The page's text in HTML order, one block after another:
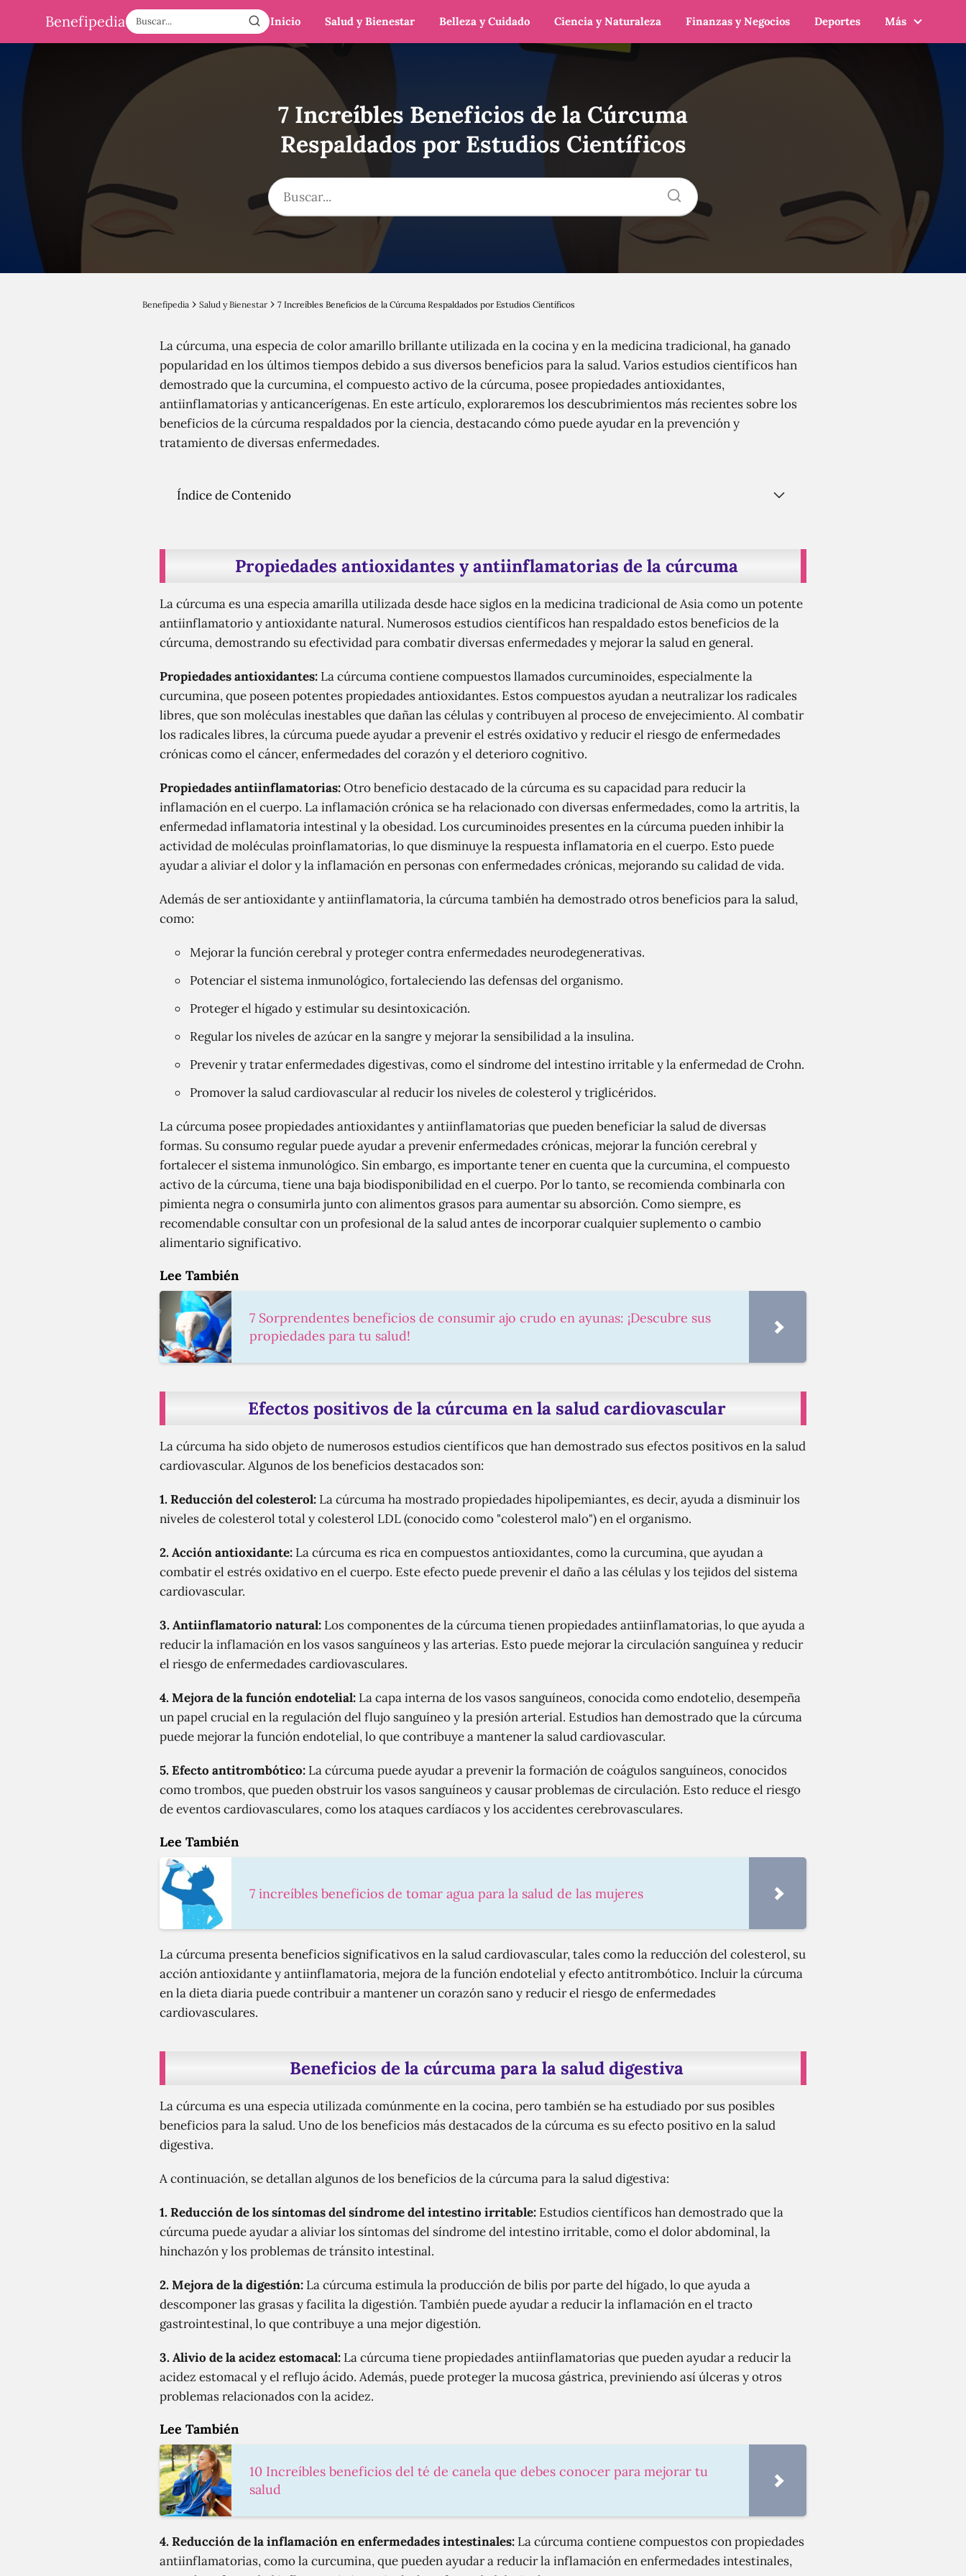
Benefipedia Inicio Salud y Bienestar Belleza y Cuidado Ciencia y Naturaleza Finanzas y Negocios Deportes Más
7 Increíbles Beneficios de la Cúrcuma
Respaldados por Estudios Científicos
Benefipedia Salud y Bienestar 7 Increíbles Beneficios de la Cúrcuma Respaldados por Estudios Científicos
La cúrcuma, una especia de color amarillo brillante utilizada en la cocina y en la medicina tradicional, ha ganado
popularidad en los últimos tiempos debido a sus diversos beneficios para la salud. Varios estudios científicos han
demostrado que la curcumina, el compuesto activo de la cúrcuma, posee propiedades antioxidantes,
antiinflamatorias y anticancerígenas. En este artículo, exploraremos los descubrimientos más recientes sobre los
beneficios de la cúrcuma respaldados por la ciencia, destacando cómo puede ayudar en la prevención y
tratamiento de diversas enfermedades.
Índice de Contenido
Propiedades antioxidantes y antiinflamatorias de la cúrcuma
La cúrcuma es una especia amarilla utilizada desde hace siglos en la medicina tradicional de Asia como un potente
antiinflamatorio y antioxidante natural. Numerosos estudios científicos han respaldado estos beneficios de la
cúrcuma, demostrando su efectividad para combatir diversas enfermedades y mejorar la salud en general.
Propiedades antioxidantes: La cúrcuma contiene compuestos llamados curcuminoides, especialmente la
curcumina, que poseen potentes propiedades antioxidantes. Estos compuestos ayudan a neutralizar los radicales
libres, que son moléculas inestables que dañan las células y contribuyen al proceso de envejecimiento. Al combatir
los radicales libres, la cúrcuma puede ayudar a prevenir el estrés oxidativo y reducir el riesgo de enfermedades
crónicas como el cáncer, enfermedades del corazón y el deterioro cognitivo.
Propiedades antiinflamatorias:Otro beneficio destacado de la cúrcuma es su capacidad para reducir la
inflamación en el cuerpo. La inflamación crónica se ha relacionado con diversas enfermedades, como la artritis, la
enfermedad inflamatoria intestinal y la obesidad. Los curcuminoides presentes en la cúrcuma pueden inhibir la
actividad de moléculas proinflamatorias, lo que disminuye la respuesta inflamatoria en el cuerpo. Esto puede
ayudar a aliviar el dolor y la inflamación en personas con enfermedades crónicas, mejorando su calidad de vida.
Además de ser antioxidante y antiinflamatoria, la cúrcuma también ha demostrado otros beneficios para la salud,
como:
Mejorar la función cerebral y proteger contra enfermedades neurodegenerativas.
Potenciar el sistema inmunológico, fortaleciendo las defensas del organismo.
Proteger el hígado y estimular su desintoxicación.
Regular los niveles de azúcar en la sangre y mejorar la sensibilidad a la insulina.
Prevenir y tratar enfermedades digestivas, como el síndrome del intestino irritable y la enfermedad de Crohn.
Promover la salud cardiovascular al reducir los niveles de colesterol y triglicéridos.
La cúrcuma posee propiedades antioxidantes y antiinflamatorias que pueden beneficiar la salud de diversas
formas. Su consumo regular puede ayudar a prevenir enfermedades crónicas, mejorar la función cerebral y
fortalecer el sistema inmunológico. Sin embargo, es importante tener en cuenta que la curcumina, el compuesto
activo de la cúrcuma, tiene una baja biodisponibilidad en el cuerpo. Por lo tanto, se recomienda combinarla con
pimienta negra o consumirla junto con alimentos grasos para aumentar su absorción. Como siempre, es
recomendable consultar con un profesional de la salud antes de incorporar cualquier suplemento o cambio
alimentario significativo.
Lee También
7 Sorprendentes beneficios de consumir ajo crudo en ayunas: ¡Descubre sus
propiedades para tu salud!
Efectos positivos de la cúrcuma en la salud cardiovascular
La cúrcuma ha sido objeto de numerosos estudios científicos que han demostrado sus efectos positivos en la salud
cardiovascular. Algunos de los beneficios destacados son:
1. Reducción del colesterol: La cúrcuma ha mostrado propiedades hipolipemiantes, es decir, ayuda a disminuir los
niveles de colesterol total y colesterol LDL (conocido como "colesterol malo") en el organismo.
2. Acción antioxidante: La cúrcuma es rica en compuestos antioxidantes, como la curcumina, que ayudan a
combatir el estrés oxidativo en el cuerpo. Este efecto puede prevenir el daño a las células y los tejidos del sistema
cardiovascular.
3. Antiinflamatorio natural: Los componentes de la cúrcuma tienen propiedades antiinflamatorias, lo que ayuda a
reducir la inflamación en los vasos sanguíneos y las arterias. Esto puede mejorar la circulación sanguínea y reducir
el riesgo de enfermedades cardiovasculares.
4. Mejora de la función endotelial: La capa interna de los vasos sanguíneos, conocida como endotelio, desempeña
un papel crucial en la regulación del flujo sanguíneo y la presión arterial. Estudios han demostrado que la cúrcuma
puede mejorar la función endotelial, lo que contribuye a mantener la salud cardiovascular.
5. Efecto antitrombótico: La cúrcuma puede ayudar a prevenir la formación de coágulos sanguíneos, conocidos
como trombos, que pueden obstruir los vasos sanguíneos y causar problemas de circulación. Esto reduce el riesgo
de eventos cardiovasculares, como los ataques cardíacos y los accidentes cerebrovasculares.
Lee También
7 increíbles beneficios de tomar agua para la salud de las mujeres
La cúrcuma presenta beneficios significativos en la salud cardiovascular, tales como la reducción del colesterol, su
acción antioxidante y antiinflamatoria, mejora de la función endotelial y efecto antitrombótico. Incluir la cúrcuma
en la dieta diaria puede contribuir a mantener un corazón sano y reducir el riesgo de enfermedades
cardiovasculares.
Beneficios de la cúrcuma para la salud digestiva
La cúrcuma es una especia utilizada comúnmente en la cocina, pero también se ha estudiado por sus posibles
beneficios para la salud. Uno de los beneficios más destacados de la cúrcuma es su efecto positivo en la salud
digestiva.
A continuación, se detallan algunos de los beneficios de la cúrcuma para la salud digestiva:
1. Reducción de los síntomas del síndrome del intestino irritable: Estudios científicos han demostrado que la
cúrcuma puede ayudar a aliviar los síntomas del síndrome del intestino irritable, como el dolor abdominal, la
hinchazón y los problemas de tránsito intestinal.
2. Mejora de la digestión: La cúrcuma estimula la producción de bilis por parte del hígado, lo que ayuda a
descomponer las grasas y facilita la digestión. También puede ayudar a reducir la inflamación en el tracto
gastrointestinal, lo que contribuye a una mejor digestión.
3. Alivio de la acidez estomacal: La cúrcuma tiene propiedades antiinflamatorias que pueden ayudar a reducir la
acidez estomacal y el reflujo ácido. Además, puede proteger la mucosa gástrica, previniendo así úlceras y otros
problemas relacionados con la acidez.
Lee También
10 Increíbles beneficios del té de canela que debes conocer para mejorar tu
salud
4. Reducción de la inflamación en enfermedades intestinales: La cúrcuma contiene compuestos con propiedades
antiinflamatorias, como la curcumina, que pueden ayudar a reducir la inflamación en enfermedades intestinales,